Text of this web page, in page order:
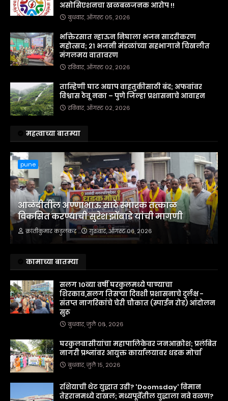
असोसिएशनचा खळबळजनक आरोप !!
बुधवार, ऑगस्ट ०५, २०२६
भक्तिरसात न्हाऊन निघाला भजन सादरीकरण
महोत्सव; २१ भजनी मंडळांच्या सहभागाने चिखलीत
मंगलमय वातावरण
रविवार, ऑगस्ट ०२, २०२६
ताम्हिणी घाट अद्याप वाहतुकीसाठी बंद; अफवांवर
विश्वास ठेवू नका – पुणे जिल्हा प्रशासनाचे आवाहन
रविवार, ऑगस्ट ०२, २०२६
महत्वाच्या बातम्या
pune
आळंदीतील अण्णाभाऊ साठे स्मारक तत्काळ
विकसित करण्याची सुरेश झोंबाडे यांची मागणी
क्रांतीकुमार कडुलकर गुरुवार, ऑगस्ट ०६, २०२६
कामाच्या बातम्या
सलग 10व्या वर्षी घरकुलमध्ये पाण्याचा
शिरकाव,सलग तिसऱ्या दिवशी प्रशासनाचे दुर्लक्ष -
संतप्त नागरिकांचे चेरी चौकात (स्पाईन रोड) आंदोलन
सुरू
बुधवार, जुलै ०८, २०२६
घरकुलवासीयांचा महापालिकेवर जनआक्रोश; प्रलंबित
नागरी प्रश्नांवर आयुक्त कार्यालयावर धडक मोर्चा
बुधवार, जुलै १५, २०२६
रशियाची थेट युद्धात उडी? 'Doomsday' विमान
तेहरानमध्ये दाखल; मध्यपूर्वेतील युद्धाला नवे वळण?